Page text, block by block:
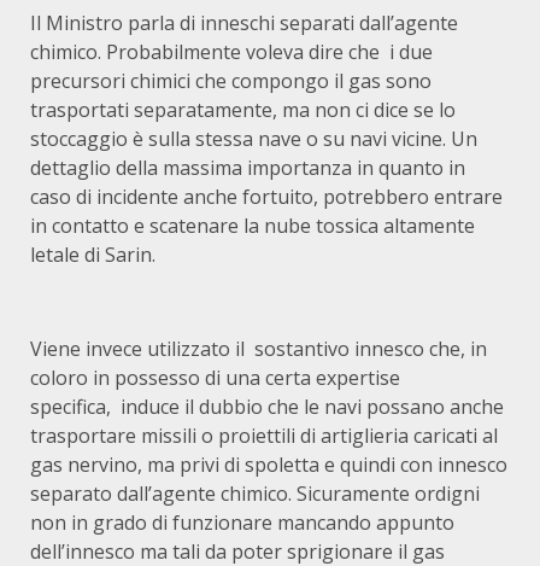
Il Ministro parla di inneschi separati dall’agente
chimico. Probabilmente voleva dire che i due
precursori chimici che compongo il gas sono
trasportati separatamente, ma non ci dice se lo
stoccaggio è sulla stessa nave o su navi vicine. Un
dettaglio della massima importanza in quanto in
caso di incidente anche fortuito, potrebbero entrare
in contatto e scatenare la nube tossica altamente
letale di Sarin.
Viene invece utilizzato il sostantivo innesco che, in
coloro in possesso di una certa expertise
specifica, induce il dubbio che le navi possano anche
trasportare missili o proiettili di artiglieria caricati al
gas nervino, ma privi di spoletta e quindi con innesco
separato dall’agente chimico. Sicuramente ordigni
non in grado di funzionare mancando appunto
dell’innesco ma tali da poter sprigionare il gas